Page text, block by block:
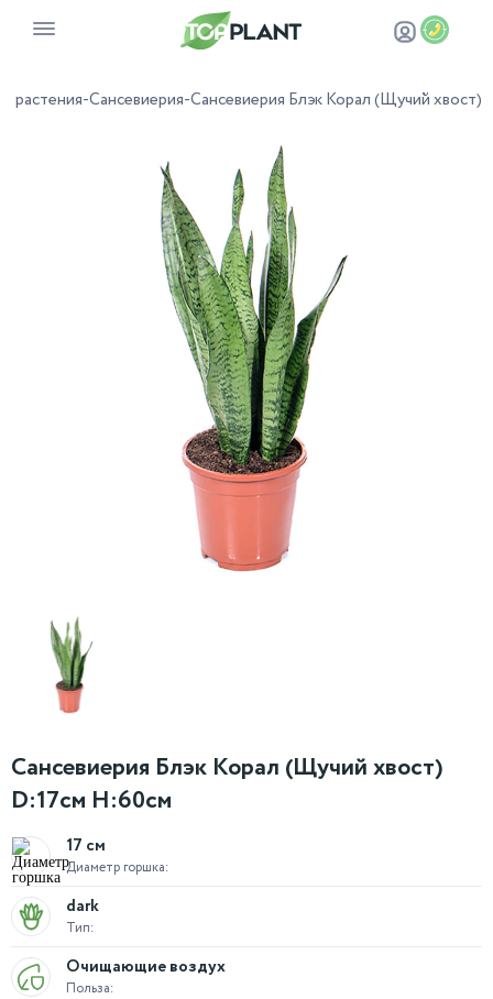
растения-Сансевиерия-Сансевиерия Блэк Корал (Щучий хвост)
Сансевиерия Блэк Корал (Щучий хвост)
D:17см H:60см
Диаметр горшка:
17 см
Тип:
dark
Польза:
Очищающие воздух